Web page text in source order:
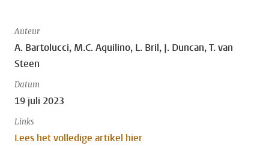
Auteur
A. Bartolucci, M.C. Aquilino, L. Bril, J. Duncan, T. van
Steen
Datum
19 juli 2023
Links
Lees het volledige artikel hier